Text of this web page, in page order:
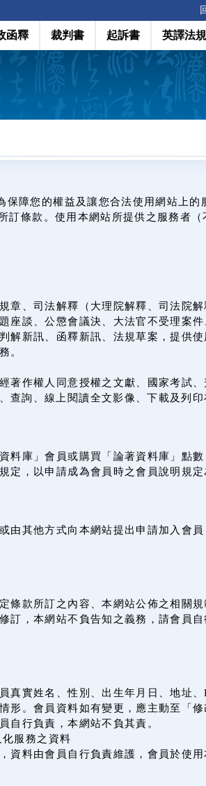
函釋 裁判書 起訴書 英譯法規
保障您的權益及讓您合法使用網站上
訂條款。使用本網站所提供之服務者
章、司法解釋（大理院解釋、司法院
座談、公懲會議決、大法官不受理案
解新訊、函釋新訊、法規草案，提供
。
著作權人同意授權之文獻、國家考試
查詢、線上閱讀全文影像、下載及列
料庫」會員或購買「論著資料庫」點
定，以申請成為會員時之會員說明規
由其他方式向本網站提出申請加入會
條款所訂之內容、本網站公佈之相關
訂，本網站不負告知之義務，請會員自
真實姓名、性別、出生年月日、地址
形。會員資料如有變更，應主動至「
自行負責，本網站不負其責。
服務之資料
資料由會員自行負責維護，會員於使